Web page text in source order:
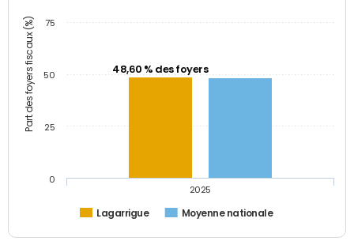
Part des foyers fiscaux (%) 48,60 % des foyers
Lagarrigue Moyenne nationale
2025
0
25
50
75